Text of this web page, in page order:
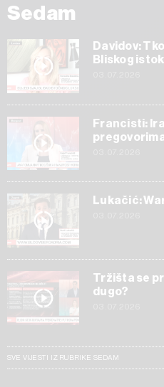
Sedam
Davidov:
Bliskog
Francisti:
Lukačić:
Tržišta se
dugo?
SVE VIJESTI IZ RUBRIKE SEDAM